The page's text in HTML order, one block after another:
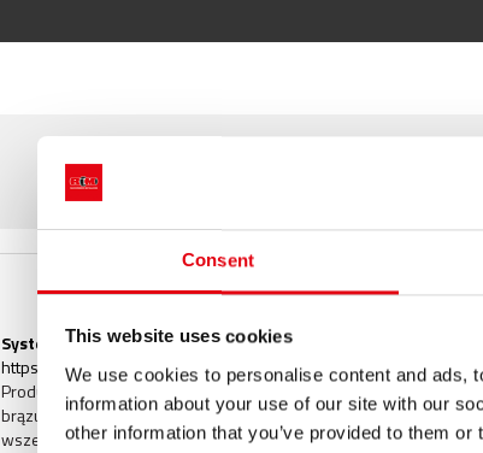
Consent
This website uses cookies
We use cookies to personalise content and ads,
information about your use of our site with our
other information that you’ve provided to them
System prasowaniawtłaczanegozmiedzi
https://www.racmet.com/pl-ww/aes-pres.aspx
Produkty > Złączki zaciskowe > aesPRES / Brąz aesPRES / Brąz
brązu aesPRES tosystemprasowaniawtłaczanego firmy
wszelkich [...]